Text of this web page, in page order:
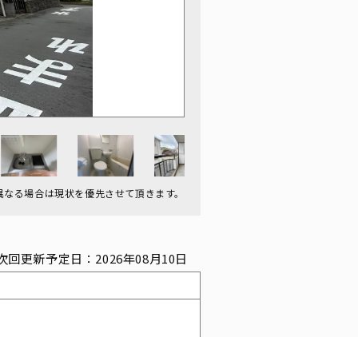
る場合は現状を優先させて頂きます。
回更新予定日：2026年08月10日